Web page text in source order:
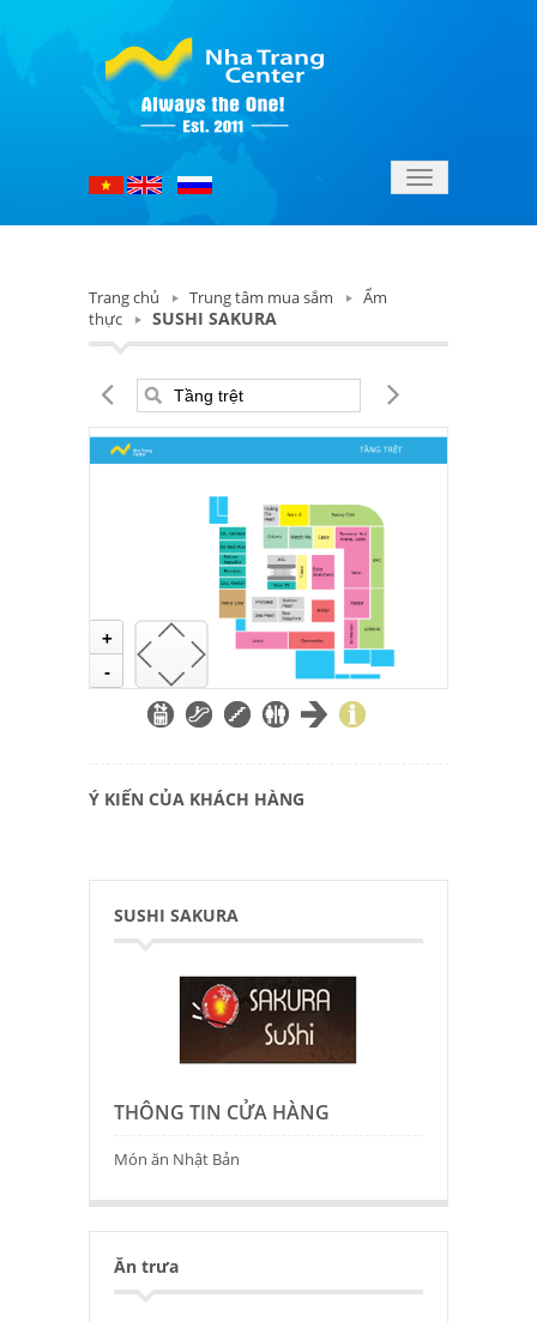
Toggle
navigation
Trang chủ Trung tâm mua sắm
Ẩm
thực
SUSHI SAKURA
+
-
Ý KIẾN CỦA KHÁCH HÀNG
SUSHI SAKURA
THÔNG TIN CỬA HÀNG
Món ăn Nhật Bản
Ăn trưa